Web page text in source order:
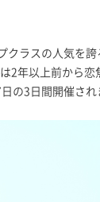
ラスの人気を
2年以上前から
の3日間開催され